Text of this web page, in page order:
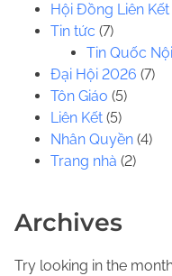
Hội Đồng Liên Kết
Tin tức (7)
Tin Quốc Nội
Đại Hội 2026 (7)
Tôn Giáo (5)
Liên Kết (5)
Nhân Quyền (4)
Trang nhà (2)
Archives
Try looking in the